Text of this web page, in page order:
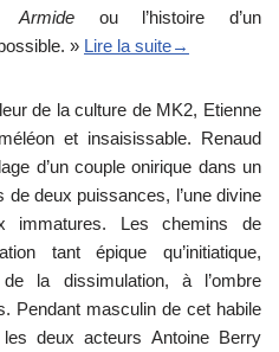
Armide ou l’histoire d’un
» Lire la suite→
de la culture de MK2, Etienne
et insaisissable. Renaud
d’un couple onirique dans un
deux puissances, l’une divine
immatures. Les chemins de
tant épique qu’initiatique,
la dissimulation, à l’ombre
Pendant masculin de cet habile
deux acteurs Antoine Berry